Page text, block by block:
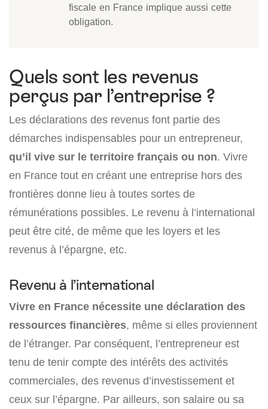
fiscale en France implique aussi cette
obligation.
Quels sont les revenus
perçus par l’entreprise ?
Les déclarations des revenus font partie des
démarches indispensables pour un entrepreneur,
qu’il vive sur le territoire français ou non. Vivre
en France tout en créant une entreprise hors des
frontières donne lieu à toutes sortes de
rémunérations possibles. Le revenu à l’international
peut être cité, de même que les loyers et les
revenus à l’épargne, etc.
Revenu à l’international
Vivre en France nécessite une déclaration des
ressources financières, même si elles proviennent
de l’étranger. Par conséquent, l’entrepreneur est
tenu de tenir compte des intérêts des activités
commerciales, des revenus d’investissement et
ceux sur l’épargne. Par ailleurs, son salaire ou sa